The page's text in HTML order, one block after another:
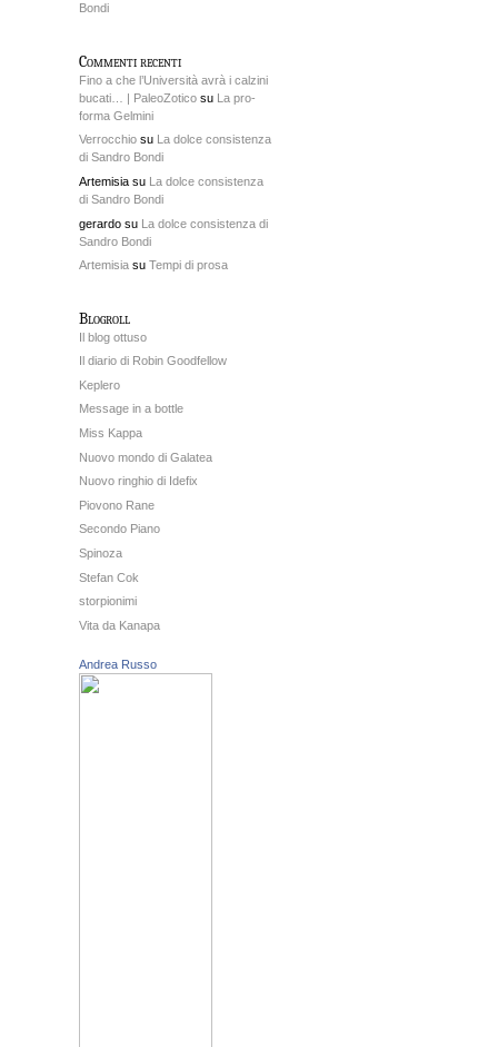
Bondi
Commenti recenti
Fino a che l’Università avrà i calzini
bucati… | PaleoZotico su La pro-
forma Gelmini
Verrocchio su La dolce consistenza
di Sandro Bondi
Artemisia su La dolce consistenza
di Sandro Bondi
gerardo su La dolce consistenza di
Sandro Bondi
Artemisia su Tempi di prosa
Blogroll
Il blog ottuso
Il diario di Robin Goodfellow
Keplero
Message in a bottle
Miss Kappa
Nuovo mondo di Galatea
Nuovo ringhio di Idefix
Piovono Rane
Secondo Piano
Spinoza
Stefan Cok
storpionimi
Vita da Kanapa
Andrea Russo